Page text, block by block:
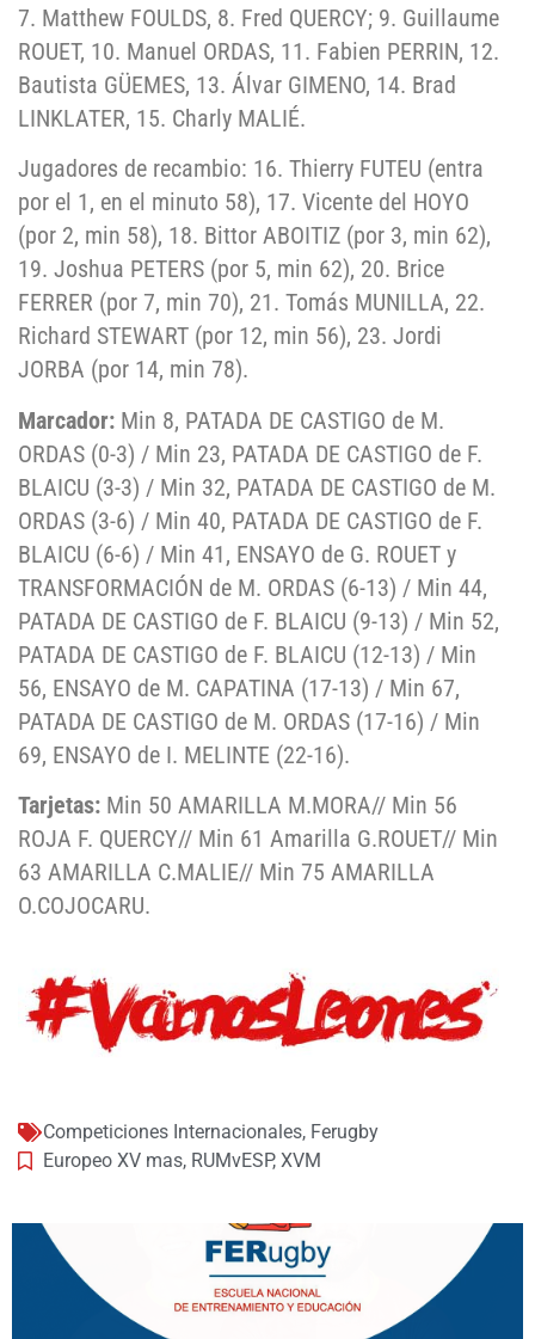
7. Matthew FOULDS, 8. Fred QUERCY; 9. Guillaume
ROUET, 10. Manuel ORDAS, 11. Fabien PERRIN, 12.
Bautista GÜEMES, 13. Álvar GIMENO, 14. Brad
LINKLATER, 15. Charly MALIÉ.
Jugadores de recambio: 16. Thierry FUTEU (entra
por el 1, en el minuto 58), 17. Vicente del HOYO
(por 2, min 58), 18. Bittor ABOITIZ (por 3, min 62),
19. Joshua PETERS (por 5, min 62), 20. Brice
FERRER (por 7, min 70), 21. Tomás MUNILLA, 22.
Richard STEWART (por 12, min 56), 23. Jordi
JORBA (por 14, min 78).
Marcador: Min 8, PATADA DE CASTIGO de M.
ORDAS (0-3) / Min 23, PATADA DE CASTIGO de F.
BLAICU (3-3) / Min 32, PATADA DE CASTIGO de M.
ORDAS (3-6) / Min 40, PATADA DE CASTIGO de F.
BLAICU (6-6) / Min 41, ENSAYO de G. ROUET y
TRANSFORMACIÓN de M. ORDAS (6-13) / Min 44,
PATADA DE CASTIGO de F. BLAICU (9-13) / Min 52,
PATADA DE CASTIGO de F. BLAICU (12-13) / Min
56, ENSAYO de M. CAPATINA (17-13) / Min 67,
PATADA DE CASTIGO de M. ORDAS (17-16) / Min
69, ENSAYO de I. MELINTE (22-16).
Tarjetas: Min 50 AMARILLA M.MORA// Min 56
ROJA F. QUERCY// Min 61 Amarilla G.ROUET// Min
63 AMARILLA C.MALIE// Min 75 AMARILLA
O.COJOCARU.
Competiciones Internacionales, Ferugby
Europeo XV mas, RUMvESP, XVM